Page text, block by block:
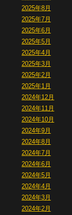
2025年8月
2025年7月
2025年6月
2025年5月
2025年4月
2025年3月
2025年2月
2025年1月
2024年12月
2024年11月
2024年10月
2024年9月
2024年8月
2024年7月
2024年6月
2024年5月
2024年4月
2024年3月
2024年2月